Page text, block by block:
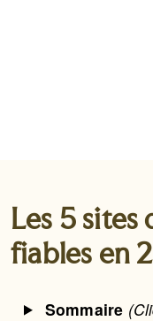
Les 5 sites
fiables en
Sommaire